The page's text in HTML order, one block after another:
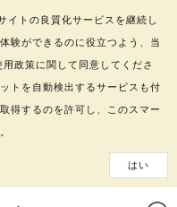
トの良質化サービスを継続し
験ができるのに役立つよう、当
政策に関して同意してくださ
トを自動検出するサービスも付
得するのを許可し、このスマー
はい